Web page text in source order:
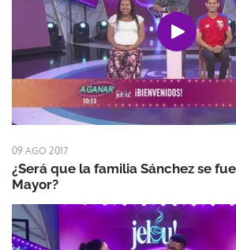
09 AGO 2017
¿Será que la familia Sánchez se
Mayor?